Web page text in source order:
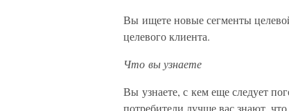
Вы ищете новые сегменты
целевого клиента.
Что вы узнаете
Вы узнаете, с кем еще следует
потребители лучше вас знают,